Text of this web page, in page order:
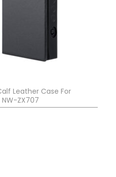
Leather Case For
NW-ZX707